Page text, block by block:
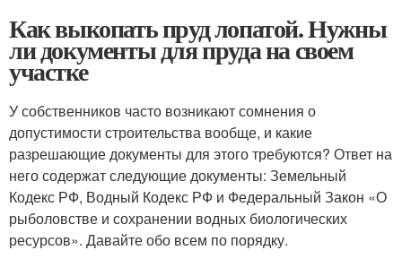
Как выкопать пруд лопатой. Нужны
ли документы для пруда на своем
участке
У собственников часто возникают сомнения о
допустимости строительства вообще, и какие
разрешающие документы для этого требуются? Ответ на
него содержат следующие документы: Земельный
Кодекс РФ, Водный Кодекс РФ и Федеральный Закон «О
рыболовстве и сохранении водных биологических
ресурсов». Давайте обо всем по порядку.